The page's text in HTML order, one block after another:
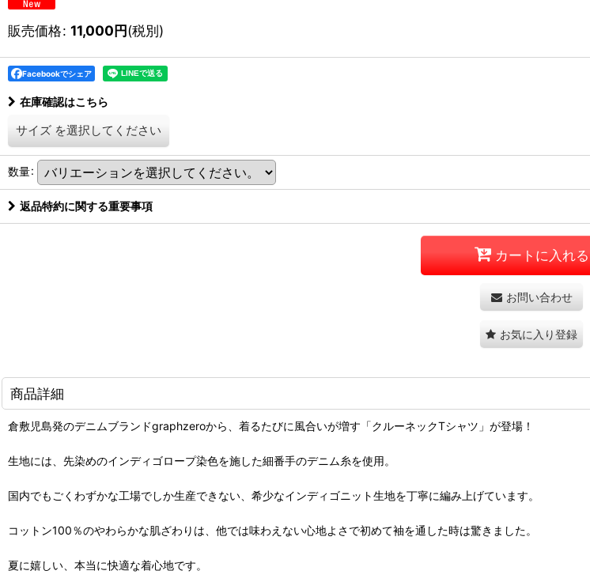
販売価格: 11,000円(税別)
Facebookでシェア
在庫確認はこちら
サイズ を選択してください
数量:
返品特約に関する重要事項
カートに入れる
お問い合わせ
お気に入り登録
商品詳細
倉敷児島発のデニムブランドgraphzeroから、着るたびに風合いが増す「クルーネックTシャツ」が登場！
生地には、先染めのインディゴロープ染色を施した細番手のデニム糸を使用。
国内でもごくわずかな工場でしか生産できない、希少なインディゴニット生地を丁寧に編み上げています。
コットン100％のやわらかな肌ざわりは、他では味わえない心地よさで初めて袖を通した時は驚きました。
夏に嬉しい、本当に快適な着心地です。